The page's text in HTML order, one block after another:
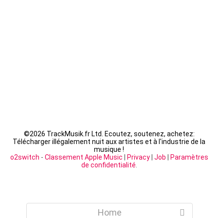
©2026 TrackMusik.fr Ltd. Ecoutez, soutenez, achetez:
Télécharger illégalement nuit aux artistes et à l'industrie de la
musique !
o2switch - Classement Apple Music Privacy| Job
Paramètres
de confidentialité
Home